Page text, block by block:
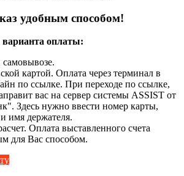
удобным способом!
варианта оплаты:
картой. Оплата через терминал в
по ссылке. При переходе по ссылке,
вас на сервер системы ASSIST от
Здесь нужно ввести номер карты,
имя держателя.
Оплата выставленного счета
для Вас способом.